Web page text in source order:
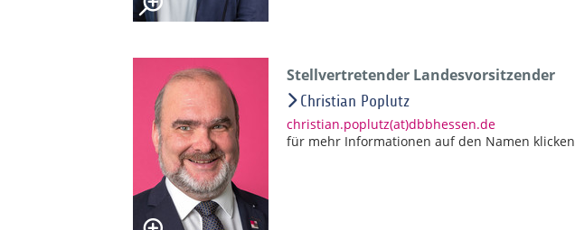
Stellvertretender Landesvorsitzender
Christian Poplutz
christian.poplutz(at)dbbhessen.de
für mehr Informationen auf den Namen klicken